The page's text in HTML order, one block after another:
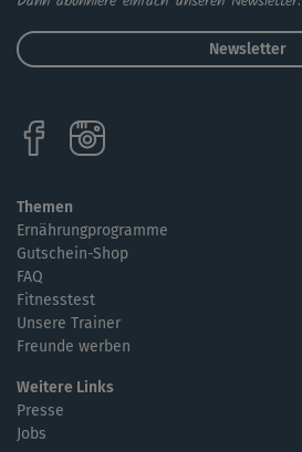
Newsletter
Themen
Ernährungprogramme
Gutschein-Shop
FAQ
Fitnesstest
Unsere Trainer
Freunde werben
Weitere Links
Presse
Jobs